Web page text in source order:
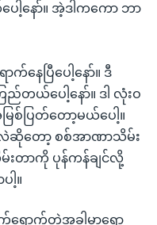
ါ့နော်။ အဲ့ဒါကကော ဘာ
က်နေပြီပေါ့နော်။ ဒီ
တယ်ပေါ့နော်။ ဒါ လုံးဝ
ြစ်ပြတ်တော့မယ်ပေါ့။
လဲဆိုတော့ စစ်အာဏာသိမ်း
းတာကို ပုန်ကန်ချင်လို့
ါ့။
ရောက်တဲ့အခါမှာရော